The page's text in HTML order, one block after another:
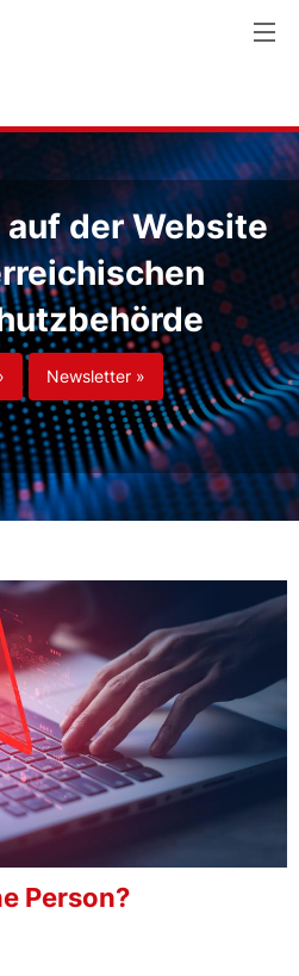
der Website
Newsletter »
Person?